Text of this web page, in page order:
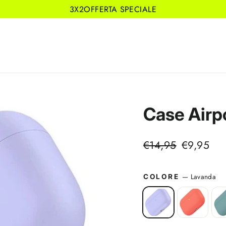
3X2OFFERTA SPECIALE
Case
Prezzo
€14,95 Prezzo
€9,95
COLORE — Lavanda